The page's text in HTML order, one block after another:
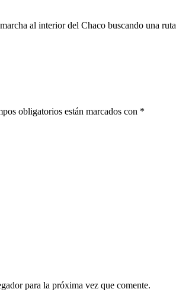
al interior del Chaco buscando una
obligatorios están marcados con *
para la próxima vez que comente.